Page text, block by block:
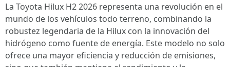
La Toyota Hilux H2 2026 representa una revolución en el
mundo de los vehículos todo terreno, combinando la
robustez legendaria de la Hilux con la innovación del
hidrógeno como fuente de energía. Este modelo no solo
ofrece una mayor eficiencia y reducción de emisiones,